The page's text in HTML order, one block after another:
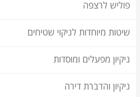
פוליש לרצפה
שיטות מיוחדות לניקוי שטיחים
ניקיון מפעלים ומוסדות
ניקיון והדברת דירה